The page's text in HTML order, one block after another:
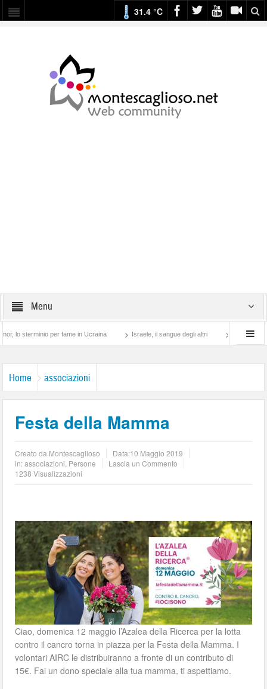
31.4 °C
Menu
per fame in Ucraina Israele, il sangue degli altri Lotta di classe… tra
Home associazioni
Festa della Mamma
Creato da Montescaglioso Data:10 Maggio 2019
in:associazioni Persone
Lascia un Commento
1238 Visualizzazioni
Ciao, domenica 12 maggio l’Azalea della Ricerca per la lotta
contro il cancro torna in piazza per la Festa della Mamma. I
volontari AIRC le distribuiranno a fronte di un contributo di
15€. Fai un dono speciale alla tua mamma, ti aspettiamo.